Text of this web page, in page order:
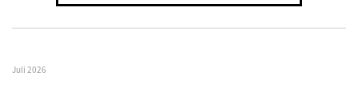
Juli 2026